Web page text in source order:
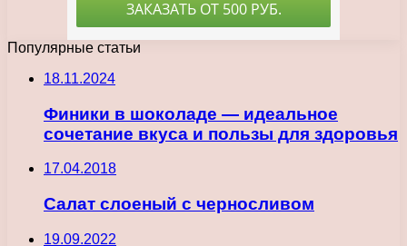
Популярные статьи
18.11.2024
Финики в шоколаде — идеальное
сочетание вкуса и пользы для здоровья
17.04.2018
Салат слоеный с черносливом
19.09.2022